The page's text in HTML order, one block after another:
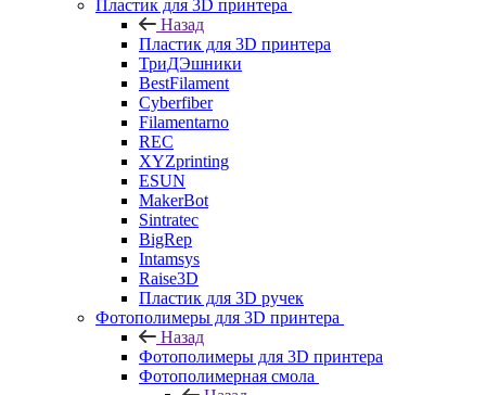
Пластик для 3D принтера
Назад
Пластик для 3D принтера
ТриДЭшники
BestFilament
Cyberfiber
Filamentarno
REC
XYZprinting
ESUN
MakerBot
Sintratec
BigRep
Intamsys
Raise3D
Пластик для 3D ручек
Фотополимеры для 3D принтера
Назад
Фотополимеры для 3D принтера
Фотополимерная смола